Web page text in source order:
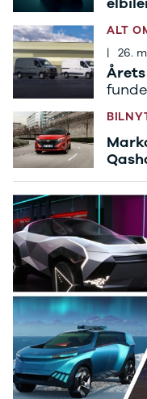
DS
Se
3
3
ALT
| 26.
Årets